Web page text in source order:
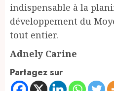
indispensable à la
développement du
tout entier.
Adnely Carine
Partagez sur